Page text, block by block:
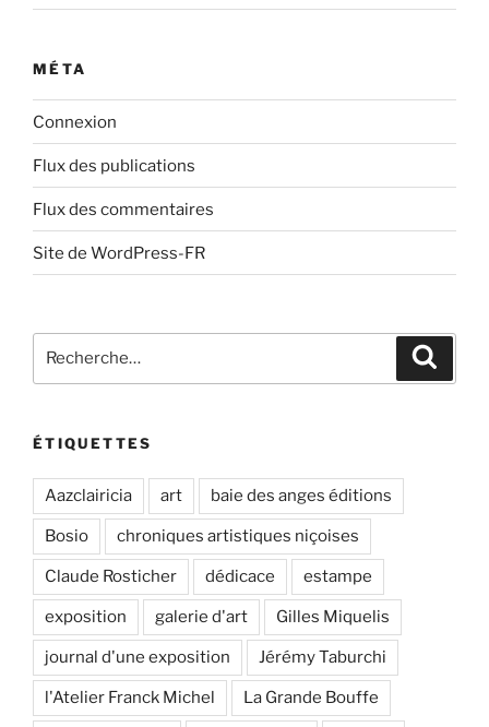
MÉTA
Connexion
Flux des publications
Flux des commentaires
Site de WordPress-FR
pour
ÉTIQUETTES
Aazclairicia art baie des anges éditions
Bosio chroniques artistiques niçoises
Claude Rosticher dédicace estampe
exposition galerie d'art Gilles Miquelis
journal d'une exposition Jérémy Taburchi
l'Atelier Franck Michel La Grande Bouffe